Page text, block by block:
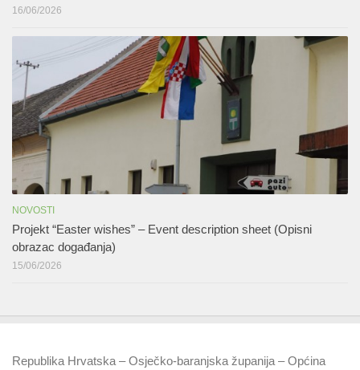
16/06/2026
NOVOSTI
Projekt “Easter wishes” – Event description sheet (Opisni
obrazac događanja)
15/06/2026
Republika Hrvatska – Osječko-baranjska županija – Općina